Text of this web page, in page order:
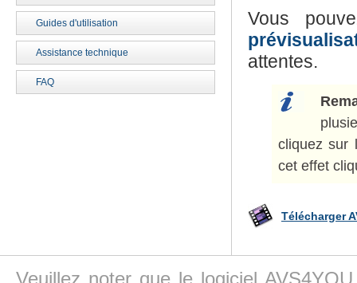
Vous
attentes.
cliquez sur
cet effet
Télécharger
Guides d'utilisation
Assistance technique
FAQ
Veuillez noter que le logiciel